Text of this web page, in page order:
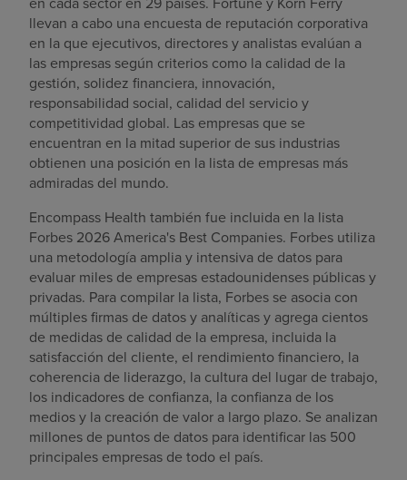
llevan a cabo una encuesta de reputación corporativa
en la que ejecutivos, directores y analistas evalúan a
las empresas según criterios como la calidad de la
gestión, solidez financiera, innovación,
responsabilidad social, calidad del servicio y
competitividad global. Las empresas que se
encuentran en la mitad superior de sus industrias
obtienen una posición en la lista de empresas más
admiradas del mundo.
Encompass Health también fue incluida en la lista
Forbes 2026 America's Best Companies. Forbes utiliza
una metodología amplia y intensiva de datos para
evaluar miles de empresas estadounidenses públicas y
privadas. Para compilar la lista, Forbes se asocia con
múltiples firmas de datos y analíticas y agrega cientos
de medidas de calidad de la empresa, incluida la
satisfacción del cliente, el rendimiento financiero, la
coherencia de liderazgo, la cultura del lugar de trabajo,
los indicadores de confianza, la confianza de los
medios y la creación de valor a largo plazo. Se analizan
millones de puntos de datos para identificar las 500
principales empresas de todo el país.